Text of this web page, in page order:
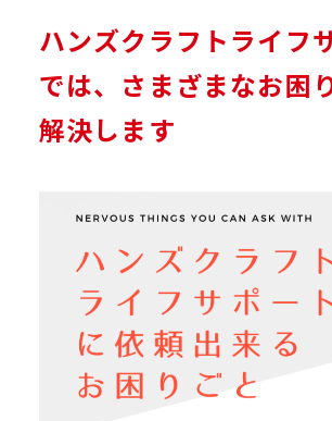
ハンズクラフトライフ
では、さまざまなお困
解決します